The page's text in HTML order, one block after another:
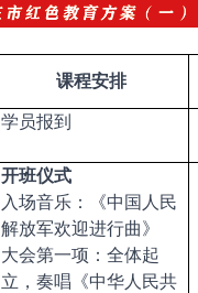
课程安排
学员报到
开班仪式
入场音乐：《中国人民
解放军欢迎进行曲》
大会第一项：全体起
立，奏唱《中华人民共